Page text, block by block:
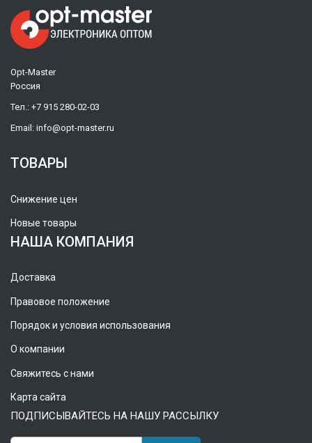
Opt-Master
Россия
Тел.: +7 915 280-02-03
Email: info@opt-master.ru
ТОВАРЫ
Снижение цен
Новые товары
НАША КОМПАНИЯ
Доставка
Правовое положение
Порядок и условия использования
О компании
Свяжитесь с нами
Карта сайта
ПОДПИСЫВАЙТЕСЬ НА НАШУ РАССЫЛКУ